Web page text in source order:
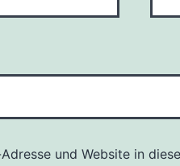
und Website in